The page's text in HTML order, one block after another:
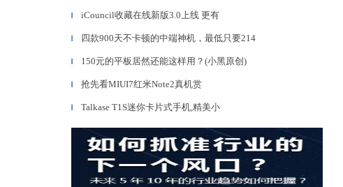
▎ iCouncil收藏在线新版3.0上线 更有
▎ 四款900天不卡顿的中端神机，最低只要214
▎ 150元的平板居然还能这样用？(小黑原创)
▎ 抢先看MIUI7红米Note2真机赏
▎ Talkase T1S迷你卡片式手机,精美小